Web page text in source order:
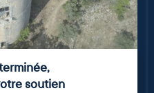
,
soutien